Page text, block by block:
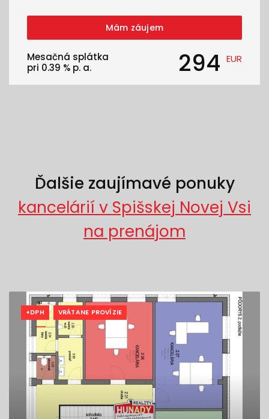
Mám záujem
Mesačná splátka
pri 0.39 % p. a. 294 EUR
Ďalšie zaujímavé ponuky
kancelárií v Spišskej Novej Vsi
na prenájom
+DPH VRÁTANE PROVÍZIE